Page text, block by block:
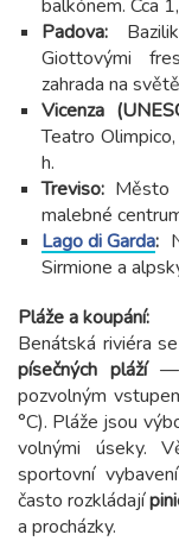
balkónem. Cca
Padova:
Giottovými
zahrada na
Vicenza
Teatro
h.
Treviso: Město
malebné
Lago di Garda:
Sirmione a
Pláže a koupání:
Benátská riviéra
písečných pláží—
pozvolným
°C). Pláže jsou
volnými úseky.
sportovní
často rozkládají
a procházky.